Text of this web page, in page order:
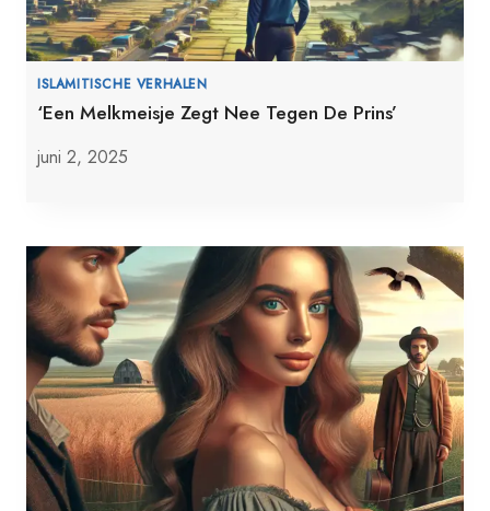
ISLAMITISCHE VERHALEN
‘Een Melkmeisje Zegt Nee Tegen De Prins’
juni 2, 2025